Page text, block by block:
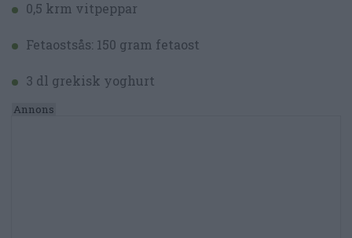
0,5 krm vitpeppar
Fetaostsås: 150 gram fetaost
3 dl grekisk yoghurt